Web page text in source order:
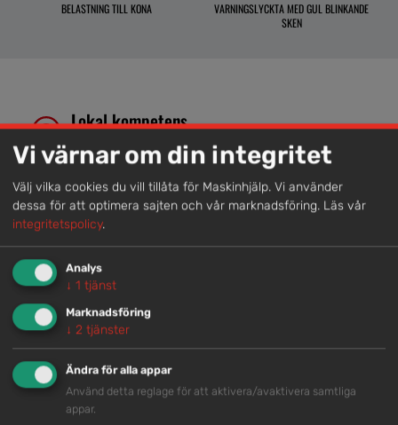
BELASTNING TILL KONA
VARNINGSLYCKTA MED GUL BLINKANDE
SKEN
Lokal kompetens
Genom att samla våra medarbetare lokalt erbjuder vi
helhetslösningar.
Snabb service
Vi har tillgänglig personal som är redo att hjälpa dig.
Trygg rådgivning
branschen.
Vi värnar om din integritet
Välj vilka cookies du vill tillåta för Maskinhjälp. Vi använder
dessa för att optimera sajten och vår marknadsföring. Läs vår
integritetspolicy.
Analys
↓ 1 tjänst
Marknadsföring
↓ 2 tjänster
Ändra för alla appar
Använd detta reglage för att aktivera/avaktivera samtliga
appar.